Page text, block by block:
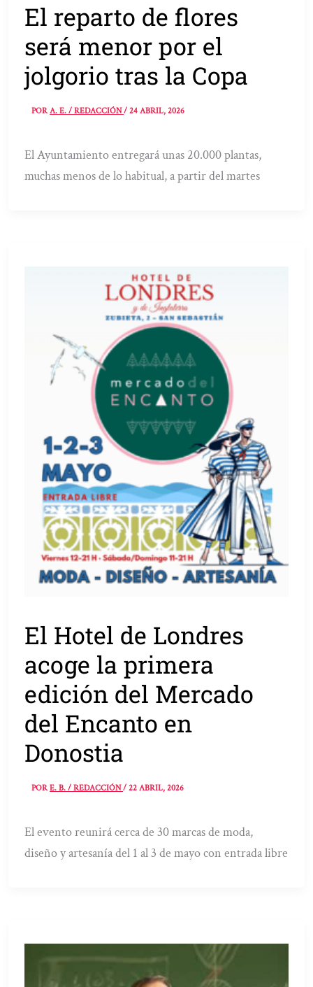
El reparto de flores
será menor por el
jolgorio tras la Copa
PORA. E. / REDACCIÓN/24 ABRIL, 2026
El Ayuntamiento entregará unas 20.000 plantas,
muchas menos de lo habitual, a partir del martes
El Hotel de Londres
acoge la primera
edición del Mercado
del Encanto en
Donostia
PORE. B. / REDACCIÓN/22 ABRIL, 2026
El evento reunirá cerca de 30 marcas de moda,
diseño y artesanía del 1 al 3 de mayo con entrada libre